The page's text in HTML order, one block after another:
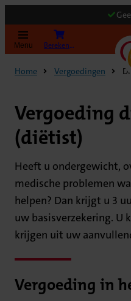
Menu Bereken uw premie
Home Vergoedingen
Vergoeding
(diëtist)
Heeft u ondergewicht,
medische problemen
helpen? Dan krijgt u 3
uw basisverzekering. U
krijgen uit uw
Vergoeding in